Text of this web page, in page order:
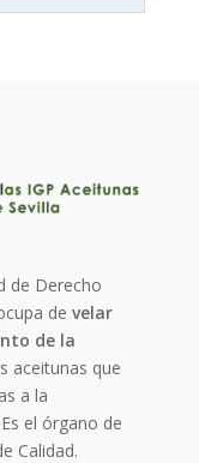
de Derecho
develar
de la
aceitunas que
a la
el órgano de
Calidad.